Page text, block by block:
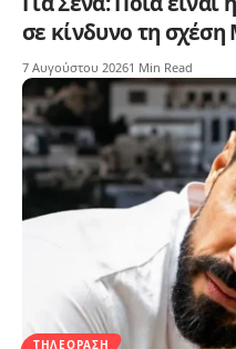
σε κίνδυνο τη
7 Αυγούστου 20261 Min Read
ΤΗΛΕΌΡΑΣΗ